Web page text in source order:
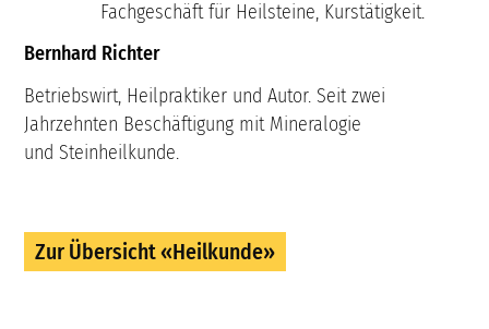
Fachgeschäft für Heilsteine, Kurstätigkeit.
Bernhard Richter
Betriebswirt, Heilpraktiker und Autor. Seit zwei
Jahrzehnten Beschäftigung mit Mineralogie
und Steinheilkunde.
Zur Übersicht «Heilkunde»